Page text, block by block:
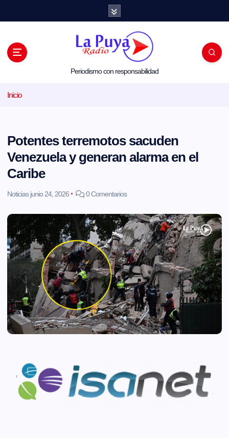
l
Periodismo con responsabilidad
Inicio
Potentes terremotos sacuden
Venezuela y generan alarma en el
Caribe
Noticias junio 24, 2026 0 Comentarios